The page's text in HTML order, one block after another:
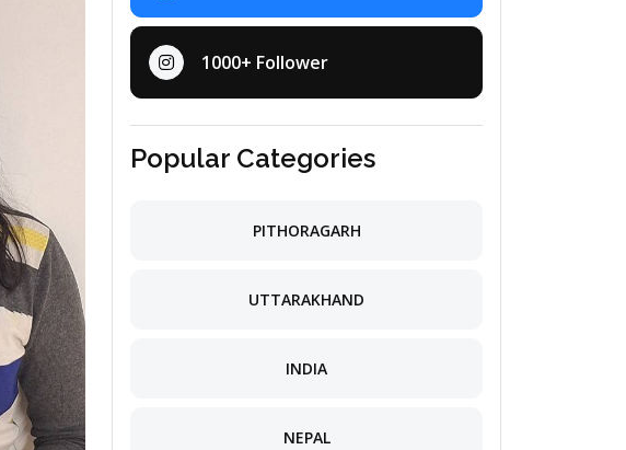
1000+ Follower
Popular Categories
PITHORAGARH
UTTARAKHAND
INDIA
NEPAL